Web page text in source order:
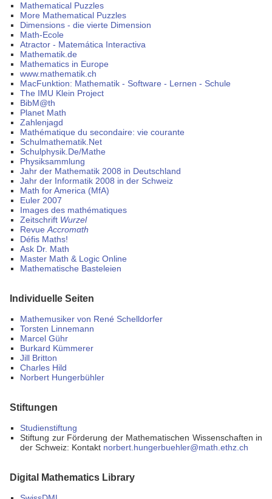
Mathematical Puzzles
More Mathematical Puzzles
Dimensions - die vierte Dimension
Math-Ecole
Atractor - Matemática Interactiva
Mathematik.de
Mathematics in Europe
www.mathematik.ch
MacFunktion: Mathematik - Software - Lernen - Schule
The IMU Klein Project
BibM@th
Planet Math
Zahlenjagd
Mathématique du secondaire: vie courante
Schulmathematik.Net
Schulphysik.De/Mathe
Physiksammlung
Jahr der Mathematik 2008 in Deutschland
Jahr der Informatik 2008 in der Schweiz
Math for America (MfA)
Euler 2007
Images des mathématiques
Zeitschrift Wurzel
Revue Accromαth
Défis Maths!
Ask Dr. Math
Master Math & Logic Online
Mathematische Basteleien
Individuelle Seiten
Mathemusiker von René Schelldorfer
Torsten Linnemann
Marcel Gühr
Burkard Kümmerer
Jill Britton
Charles Hild
Norbert Hungerbühler
Stiftungen
Studienstiftung
Stiftung zur Förderung der Mathematischen Wissenschaften in
der Schweiz: Kontakt norbert.hungerbuehler@math.ethz.ch
Digital Mathematics Library